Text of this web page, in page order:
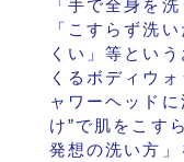
「手で全身を
「こすらず洗
くい」等とい
くるボディウ
ャワーヘッド
け”で肌をこす
発想の洗い方